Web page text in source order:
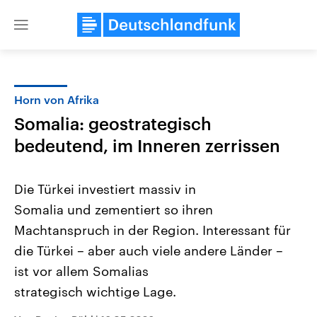
Close
Landtagswahl Sachsen-Anhalt
2026
Alle Informationen
September 2026 einen neuen
Bundesland von einer Koalition aus
USA
Aktuelle Beiträge,
Horn von Afrika
Somalia: geostrategisch
bedeutend, im Inneren zerrissen
Die Türkei investiert massiv in
Somalia und zementiert so ihren
Machtanspruch in der Region. Interessant für
die Türkei – aber auch viele andere Länder –
ist vor allem Somalias
strategisch wichtige Lage.